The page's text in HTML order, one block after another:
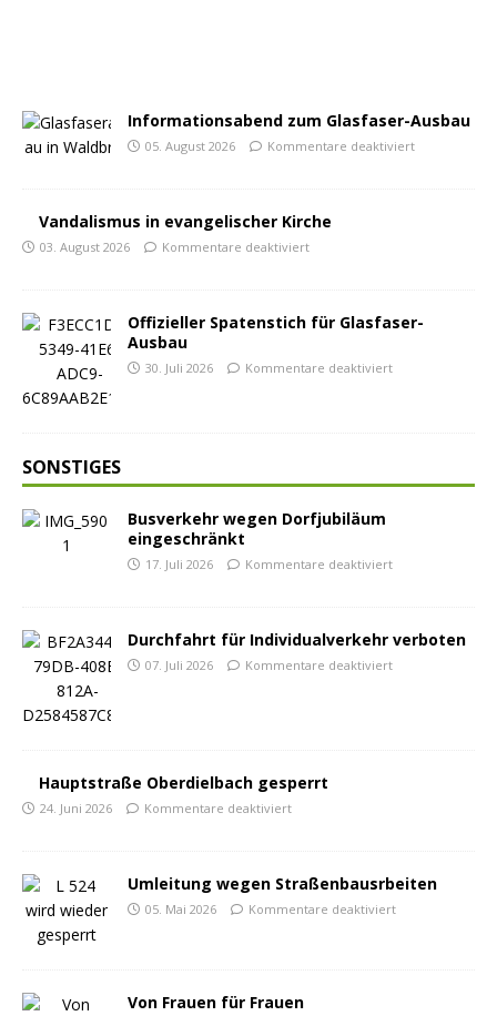
Informationsabend zum Glasfaser-Ausbau
05. August 2026 Kommentare deaktiviert
Vandalismus in evangelischer Kirche
03. August 2026 Kommentare deaktiviert
Offizieller Spatenstich für Glasfaser-
Ausbau
30. Juli 2026 Kommentare deaktiviert
SONSTIGES
Busverkehr wegen Dorfjubiläum
eingeschränkt
17. Juli 2026 Kommentare deaktiviert
Durchfahrt für Individualverkehr verboten
07. Juli 2026 Kommentare deaktiviert
Hauptstraße Oberdielbach gesperrt
24. Juni 2026 Kommentare deaktiviert
Umleitung wegen Straßenbausrbeiten
05. Mai 2026 Kommentare deaktiviert
Von Frauen für Frauen